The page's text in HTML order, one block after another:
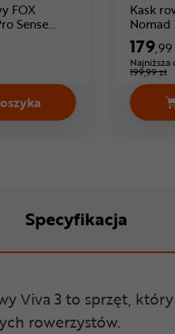
FOX
Sense
rowerowy FOX
Kask
Nomad
179,99
Najniższa
199,99 zł
Specyfikacja
Viva 3 to sprzęt,
rowerzystów.